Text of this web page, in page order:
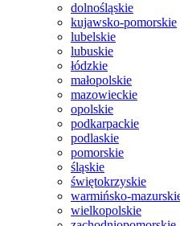
dolnośląskie
kujawsko-pomorskie
lubelskie
lubuskie
łódzkie
małopolskie
mazowieckie
opolskie
podkarpackie
podlaskie
pomorskie
śląskie
świętokrzyskie
warmińsko-
wielkopolskie